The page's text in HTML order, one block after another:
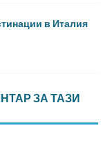
в Италия
ЗА ТАЗИ